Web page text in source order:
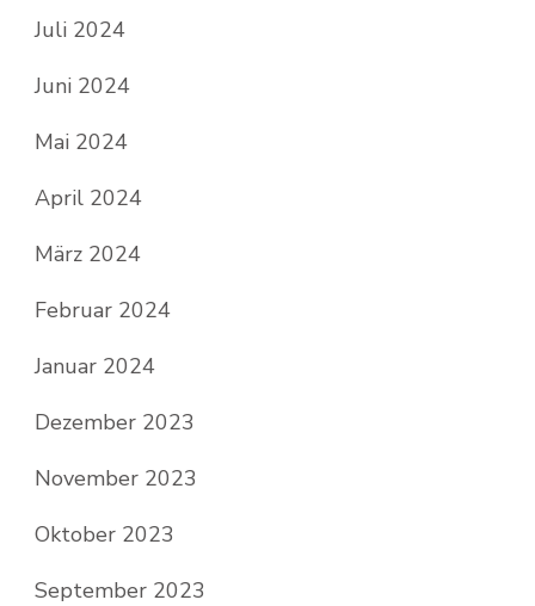
Juli 2024
Juni 2024
Mai 2024
April 2024
März 2024
Februar 2024
Januar 2024
Dezember 2023
November 2023
Oktober 2023
September 2023